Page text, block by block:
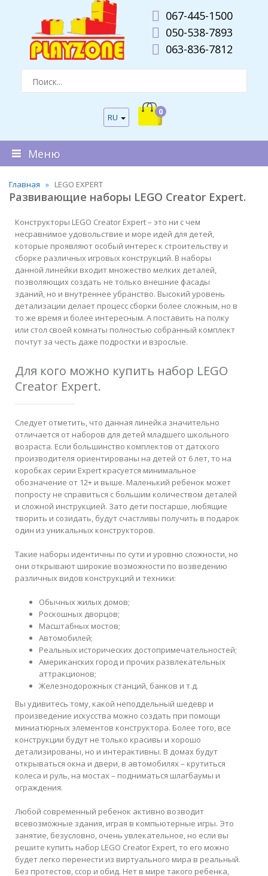
067-445-1500
050-538-7893
063-836-7812
RU
0
Меню
Главная LEGO EXPERT
Развивающие наборы LEGO Creator Expert.
Конструкторы LEGO Creator Expert – это ни с чем
несравнимое удовольствие и море идей для детей,
которые проявляют особый интерес к строительству и
сборке различных игровых конструкций. В наборы
данной линейки входит множество мелких деталей,
позволяющих создать не только внешние фасады
зданий, но и внутреннее убранство. Высокий уровень
детализации делает процесс сборки более сложным, но в
то же время и более интересным. А поставить на полку
или стол своей комнаты полностью собранный комплект
почтут за честь даже подростки и взрослые.
Для кого можно купить набор LEGO
Creator Expert.
Следует отметить, что данная линейка значительно
отличается от наборов для детей младшего школьного
возраста. Если большинство комплектов от датского
производителя ориентированы на детей от 6 лет, то на
коробках серии Expert красуется минимальное
обозначение от 12+ и выше. Маленький ребенок может
попросту не справиться с большим количеством деталей
и сложной инструкцией. Зато дети постарше, любящие
творить и созидать, будут счастливы получить в подарок
один из уникальных конструкторов.
Такие наборы идентичны по сути и уровню сложности, но
они открывают широкие возможности по возведению
различных видов конструкций и техники:
Обычных жилых домов;
Роскошных дворцов;
Масштабных мостов;
Автомобилей;
Реальных исторических достопримечательностей;
Американских город и прочих развлекательных
аттракционов;
Железнодорожных станций, банков и т.д.
Вы удивитесь тому, какой неподдельный шедевр и
произведение искусства можно создать при помощи
миниатюрных элементов конструктора. Более того, все
конструкции будут не только красивы и хорошо
детализированы, но и интерактивны. В домах будут
открываться окна и двери, в автомобилях – крутиться
колеса и руль, на мостах – подниматься шлагбаумы и
ограждения.
Любой современный ребенок активно возводит
всевозможные здания, играя в компьютерные игры. Это
занятие, безусловно, очень увлекательное, но если вы
решите купить набор LEGO Creator Expert, то его можно
будет легко перенести из виртуального мира в реальный.
Без протестов, ссор и обид. Нет в мире такого ребенка,